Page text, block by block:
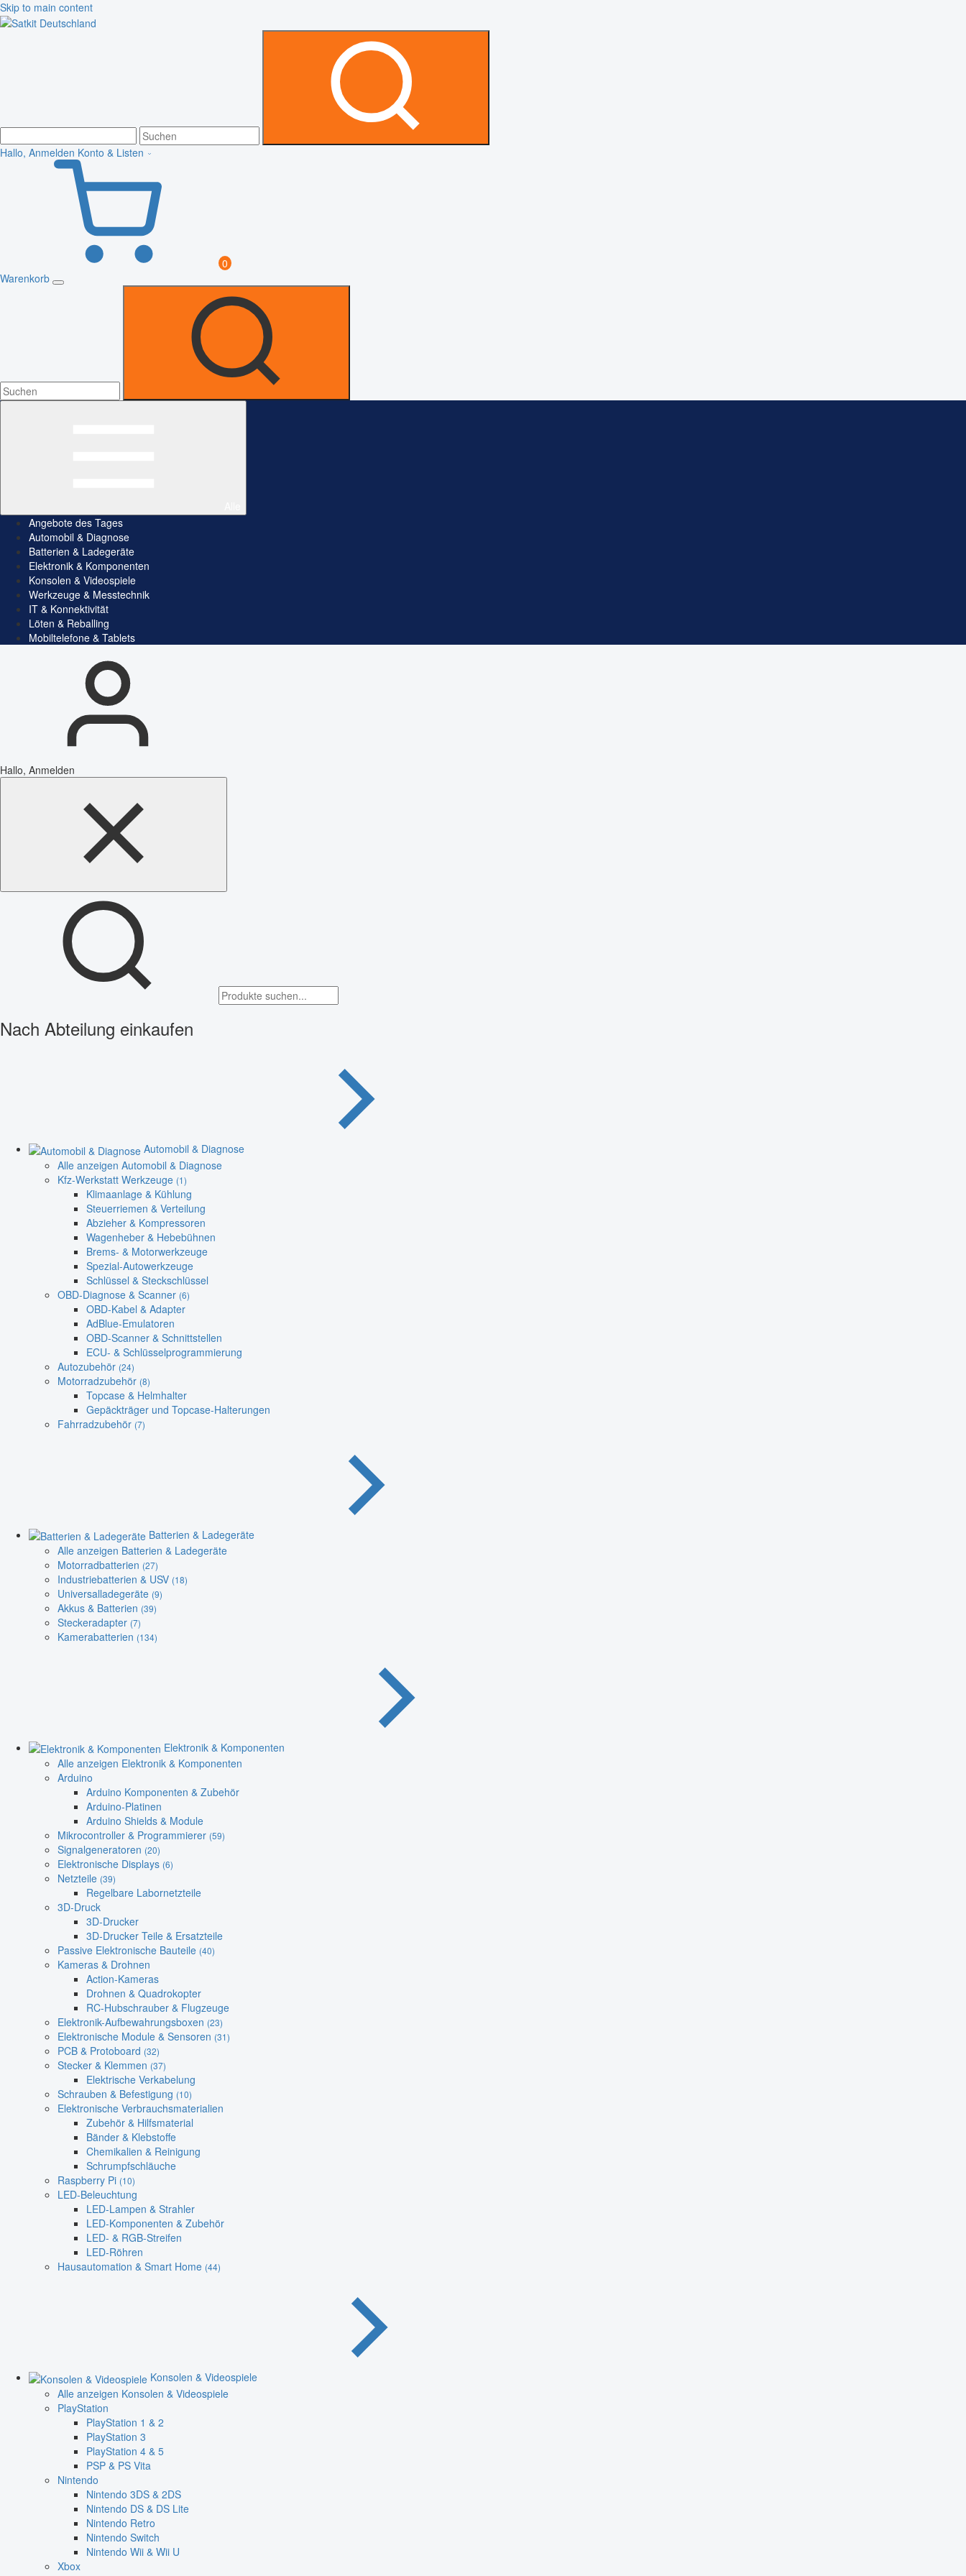
Skip to main content
Hallo, Anmelden Konto & Listen
0
Warenkorb
Angebote des Tages
Automobil & Diagnose
Batterien & Ladegeräte
Elektronik & Komponenten
Konsolen & Videospiele
Werkzeuge & Messtechnik
IT & Konnektivität
Löten & Reballing
Mobiltelefone & Tablets
Hallo, Anmelden
Nach Abteilung einkaufen
Automobil & Diagnose
Alle anzeigen Automobil & Diagnose
Kfz-Werkstatt Werkzeuge (1)
Klimaanlage & Kühlung
Steuerriemen & Verteilung
Abzieher & Kompressoren
Wagenheber & Hebebühnen
Brems- & Motorwerkzeuge
Spezial-Autowerkzeuge
Schlüssel & Steckschlüssel
OBD-Diagnose & Scanner (6)
OBD-Kabel & Adapter
AdBlue-Emulatoren
OBD-Scanner & Schnittstellen
ECU- & Schlüsselprogrammierung
Autozubehör (24)
Motorradzubehör (8)
Topcase & Helmhalter
Gepäckträger und Topcase-Halterungen
Fahrradzubehör (7)
Batterien & Ladegeräte
Alle anzeigen Batterien & Ladegeräte
Motorradbatterien (27)
Industriebatterien & USV (18)
Universalladegeräte (9)
Akkus & Batterien (39)
Steckeradapter (7)
Kamerabatterien (134)
Elektronik & Komponenten
Alle anzeigen Elektronik & Komponenten
Arduino
Arduino Komponenten & Zubehör
Arduino-Platinen
Arduino Shields & Module
Mikrocontroller & Programmierer (59)
Signalgeneratoren (20)
Elektronische Displays (6)
Netzteile (39)
Regelbare Labornetzteile
3D-Druck
3D-Drucker
3D-Drucker Teile & Ersatzteile
Passive Elektronische Bauteile (40)
Kameras & Drohnen
Action-Kameras
Drohnen & Quadrokopter
RC-Hubschrauber & Flugzeuge
Elektronik-Aufbewahrungsboxen (23)
Elektronische Module & Sensoren (31)
PCB & Protoboard (32)
Stecker & Klemmen (37)
Elektrische Verkabelung
Schrauben & Befestigung (10)
Elektronische Verbrauchsmaterialien
Zubehör & Hilfsmaterial
Bänder & Klebstoffe
Chemikalien & Reinigung
Schrumpfschläuche
Raspberry Pi (10)
LED-Beleuchtung
LED-Lampen & Strahler
LED-Komponenten & Zubehör
LED- & RGB-Streifen
LED-Röhren
Hausautomation & Smart Home (44)
Konsolen & Videospiele
Alle anzeigen Konsolen & Videospiele
PlayStation
PlayStation 1 & 2
PlayStation 3
PlayStation 4 & 5
PSP & PS Vita
Nintendo
Nintendo 3DS & 2DS
Nintendo DS & DS Lite
Nintendo Retro
Nintendo Switch
Nintendo Wii & Wii U
Xbox